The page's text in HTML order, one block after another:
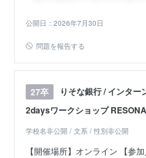
公開日：2026年7月30日
問題を報告する
27卒
りそな銀行 / インター
2daysワークショップ
学校名非公開 / 文系 / 性別非公開
【開催場所】オンライン 【参